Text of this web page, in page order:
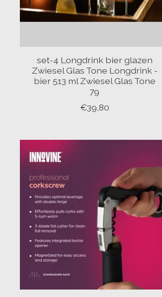
set-4 Longdrink bier glazen
Zwiesel Glas Tone Longdrink -
bier 513 ml Zwiesel Glas Tone
79
€39,80